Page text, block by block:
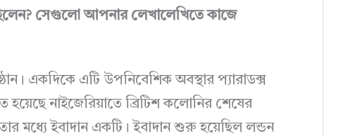
সেগুলো আপনার লেখালেখিতে কাজে
একদিকে এটি উপনিবেশিক অবস্থার প্যারাডক্স
হয়েছে নাইজেরিয়াতে ব্রিটিশ কলোনির শেষের
মধ্যে ইবাদান একটি। ইবাদান শুরু হয়েছিল লন্ডন